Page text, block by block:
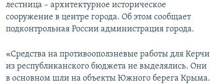
лестница – архитектурное историческое
сооружение в центре города. Об этом сообщает
подконтрольная России администрация города.
«Средства на противооползневые работы для Керчи
из республиканского бюджета не выделялись. Они
в основном шли на объекты Южного берега Крыма.